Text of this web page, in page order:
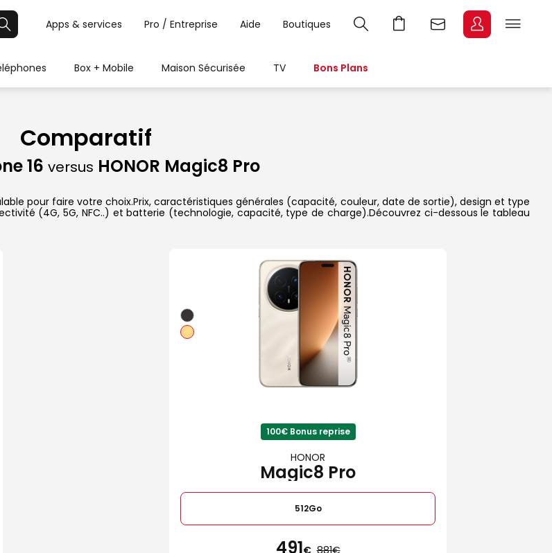
Apps & services Pro / Entreprise Aide Boutiques
Box + Mobile Maison Sécurisée TV Bons Plans
Comparatif
16 versus HONOR Magic8 Pro
pour faire votre choix.Prix, caractéristiques générales (capacité, couleur, date de sortie), design et type
(4G, 5G, NFC..) et batterie (technologie, capacité, type de charge).Découvrez ci-dessous le tableau
100€ Bonus reprise
HONOR
Magic8 Pro
512Go
491€ 881